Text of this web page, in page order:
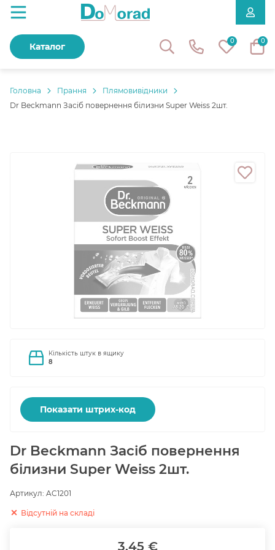
0 0
Каталог
Головнa Прання
Плямовивідники
Dr Beckmann Засіб повернення білизни Super Weiss 2шт.
Кількість штук в ящику
8
Показати штрих-код
Dr Beckmann Засіб повернення
білизни Super Weiss 2шт.
Артикул: AC1201
Відсутній на складі
3.45 €